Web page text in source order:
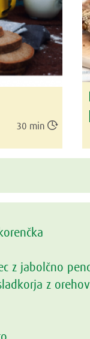
30 min
z jabolčno
z